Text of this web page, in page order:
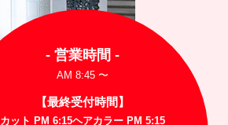
- 営業時間 -
AM 8:45 〜
【最終受付時間】
カット PM 6:15ヘアカラー PM 5:15